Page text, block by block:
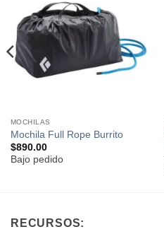
lista de
deseos
MOCHILAS
Mochila Full Rope Burrito
$890.00
Bajo pedido
RECURSOS: